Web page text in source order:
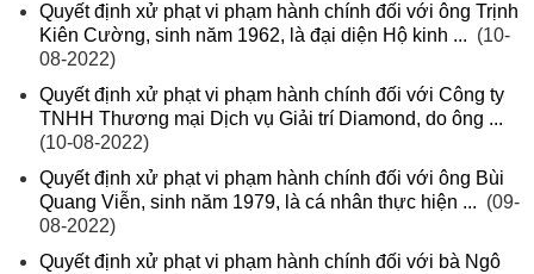
Quyết định xử phạt vi phạm hành chính đối với ông Trịnh
Kiên Cường, sinh năm 1962, là đại diện Hộ kinh ... (10-
08-2022)
Quyết định xử phạt vi phạm hành chính đối với Công ty
TNHH Thương mại Dịch vụ Giải trí Diamond, do ông ...
(10-08-2022)
Quyết định xử phạt vi phạm hành chính đối với ông Bùi
Quang Viễn, sinh năm 1979, là cá nhân thực hiện ... (09-
08-2022)
Quyết định xử phạt vi phạm hành chính đối với bà Ngô